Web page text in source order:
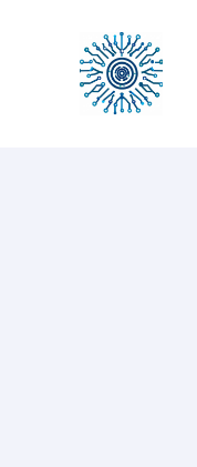
contenido